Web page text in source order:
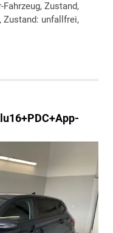
Zustand,
Zustand: unfallfrei,